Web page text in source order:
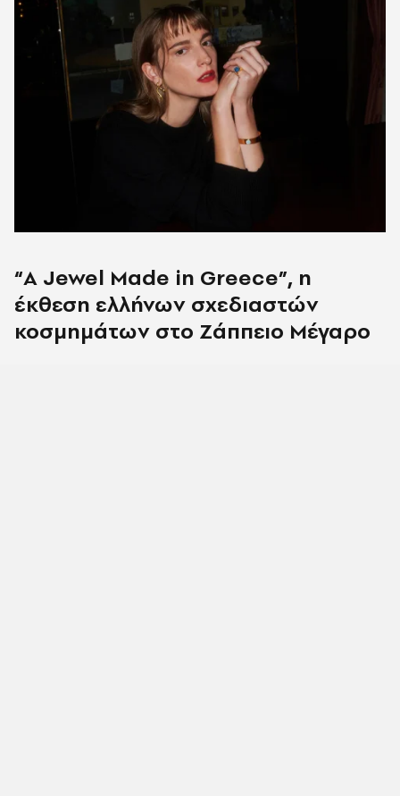
“Α Jewel Made in Greece”, η
έκθεση ελλήνων σχεδιαστών
κοσμημάτων στο Ζάππειο Μέγαρο